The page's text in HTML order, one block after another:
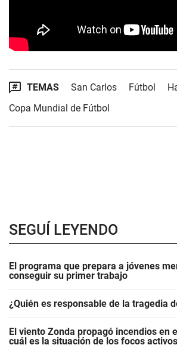
TEMAS San Carlos Fútbol
Copa Mundial de Fútbol
SEGUÍ LEYENDO
El programa que prepara a jóvenes
conseguir su primer trabajo
¿Quién es responsable de la tragedia
El viento Zonda propagó incendios en
cuál es la situación de los focos activos